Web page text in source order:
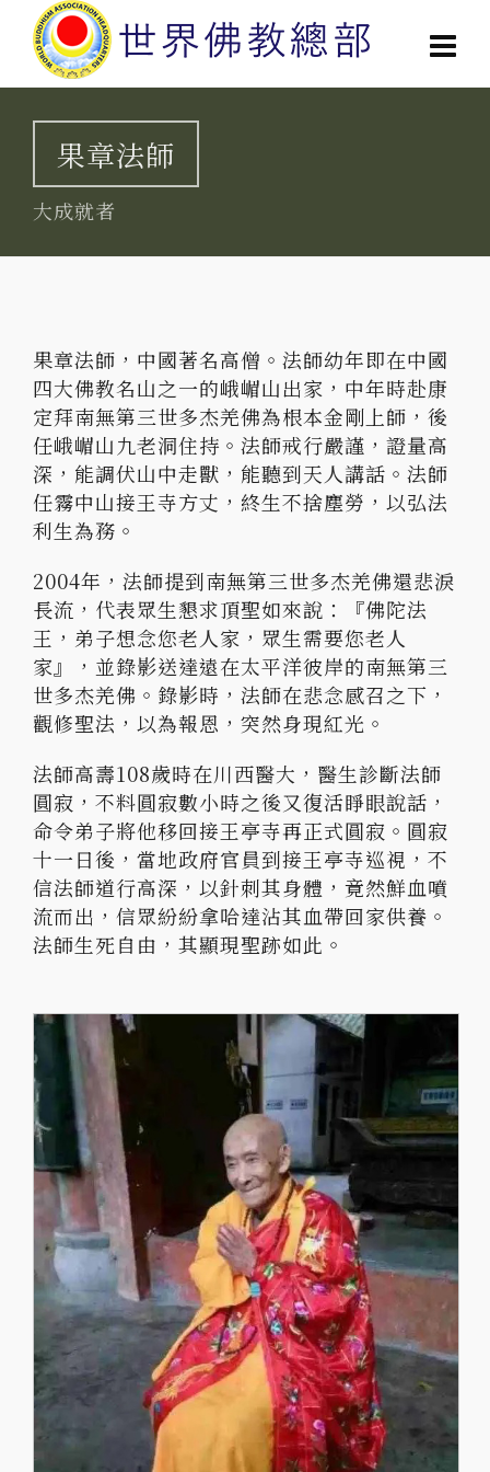
果章法師
大成就者
果章法師，中國著名高僧。法師幼年即在中國
四大佛教名山之一的峨嵋山出家，中年時赴康
定拜南無第三世多杰羌佛為根本金剛上師，後
任峨嵋山九老洞住持。法師戒行嚴謹，證量高
深，能調伏山中走獸，能聽到天人講話。法師
任霧中山接王寺方丈，終生不捨塵勞，以弘法
利生為務。
2004年，法師提到南無第三世多杰羌佛還悲淚
長流，代表眾生懇求頂聖如來說：『佛陀法
王，弟子想念您老人家，眾生需要您老人
家』，並錄影送達遠在太平洋彼岸的南無第三
世多杰羌佛。錄影時，法師在悲念感召之下，
觀修聖法，以為報恩，突然身現紅光。
法師高壽108歲時在川西醫大，醫生診斷法師
圓寂，不料圓寂數小時之後又復活睜眼說話，
命令弟子將他移回接王亭寺再正式圓寂。圓寂
十一日後，當地政府官員到接王亭寺巡視，不
信法師道行高深，以針刺其身體，竟然鮮血噴
流而出，信眾紛紛拿哈達沾其血帶回家供養。
法師生死自由，其顯現聖跡如此。